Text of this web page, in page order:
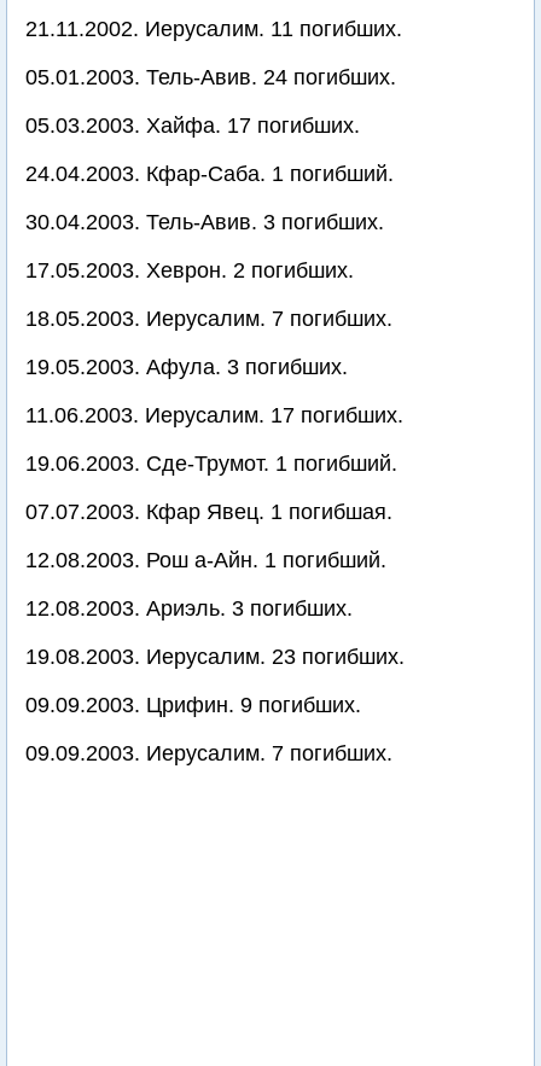
21.11.2002. Иерусалим. 11 погибших.
05.01.2003. Тель-Авив. 24 погибших.
05.03.2003. Хайфа. 17 погибших.
24.04.2003. Кфар-Саба. 1 погибший.
30.04.2003. Тель-Авив. 3 погибших.
17.05.2003. Хеврон. 2 погибших.
18.05.2003. Иерусалим. 7 погибших.
19.05.2003. Афула. 3 погибших.
11.06.2003. Иерусалим. 17 погибших.
19.06.2003. Сде-Трумот. 1 погибший.
07.07.2003. Кфар Явец. 1 погибшая.
12.08.2003. Рош а-Айн. 1 погибший.
12.08.2003. Ариэль. 3 погибших.
19.08.2003. Иерусалим. 23 погибших.
09.09.2003. Црифин. 9 погибших.
09.09.2003. Иерусалим. 7 погибших.